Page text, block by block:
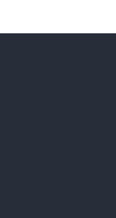
・
・
・
動
・
・
・